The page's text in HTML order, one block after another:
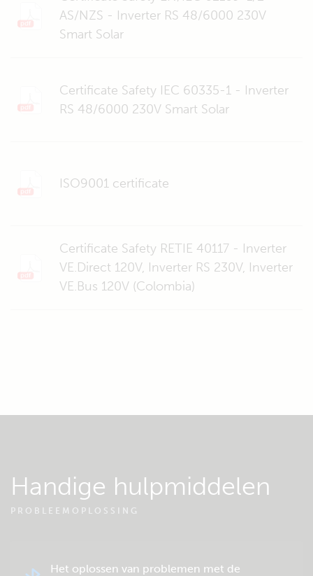
AS/NZS - Inverter RS 48/6000 230V
Smart Solar
Certificate Safety IEC 60335-1 - Inverter
RS 48/6000 230V Smart Solar
ISO9001 certificate
Certificate Safety RETIE 40117 - Inverter
VE.Direct 120V, Inverter RS 230V, Inverter
VE.Bus 120V (Colombia)
Handige hulpmiddelen
PROBLEEMOPLOSSING
Het oplossen van problemen met de